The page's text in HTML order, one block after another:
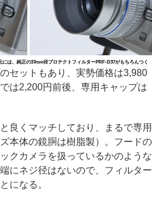
は、純正の37mm径プロテクトフィルターPRF-D37がもちろんつく
セットもあり、実勢価格は3,980
は2,200円前後、専用キャップは
良くマッチしており、まるで専用
本体の鏡胴は樹脂製）。フードの
クカメラを扱っているかのような
にネジ径はないので、フィルター
になる。